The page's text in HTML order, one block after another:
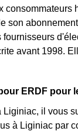
son
avant 1998.
ERDF pour
il vous
à Liginiac par